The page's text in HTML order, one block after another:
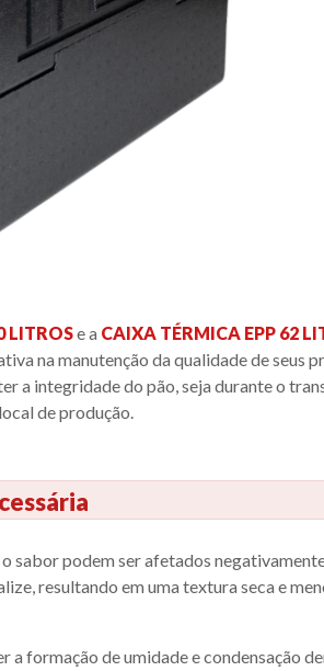
LITROSe a CAIXA TÉRMICA EPP 62
na manutenção da qualidade de seus
a integridade do pão, seja durante o
de produção.
sabor podem ser afetados
resultando em uma textura seca e
formação de umidade e condensação